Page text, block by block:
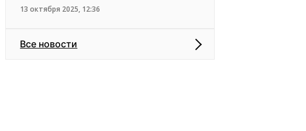
13 октября 2025, 12:36
Все новости